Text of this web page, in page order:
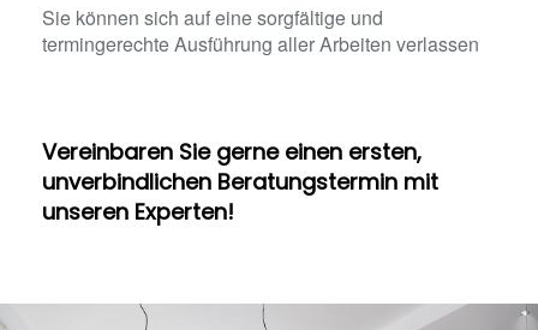
Sie können sich auf eine sorgfältige und
termingerechte Ausführung aller Arbeiten verlassen
Vereinbaren Sie gerne einen ersten,
unverbindlichen Beratungstermin mit
unseren Experten!